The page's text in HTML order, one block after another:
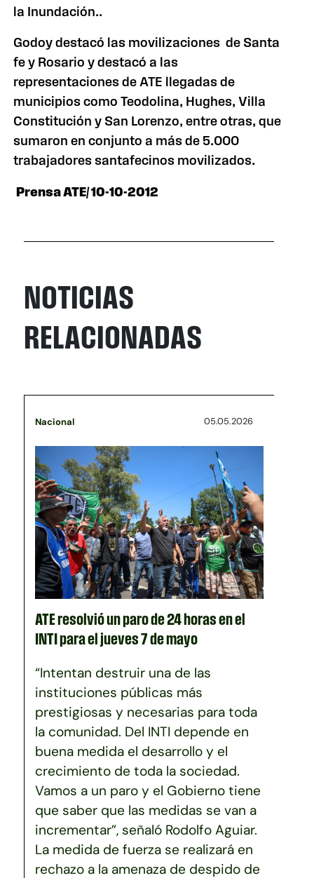
la Inundación..
Godoy destacó las movilizaciones de Santa
fe y Rosario y destacó a las
representaciones de ATE llegadas de
municipios como Teodolina, Hughes, Villa
Constitución y San Lorenzo, entre otras, que
sumaron en conjunto a más de 5.000
trabajadores santafecinos movilizados.
Prensa ATE/ 10-10-2012
NOTICIAS
RELACIONADAS
Nacional 05.05.2026
ATE resolvió un paro de 24 horas en el
INTI para el jueves 7 de mayo
“Intentan destruir una de las
instituciones públicas más
prestigiosas y necesarias para toda
la comunidad. Del INTI depende en
buena medida el desarrollo y el
crecimiento de toda la sociedad.
Vamos a un paro y el Gobierno tiene
que saber que las medidas se van a
incrementar”, señaló Rodolfo Aguiar.
La medida de fuerza se realizará en
rechazo a la amenaza de despido de